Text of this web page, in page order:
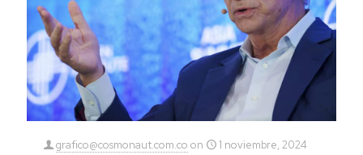
grafico@cosmonaut.com.co on 1 noviembre, 2024